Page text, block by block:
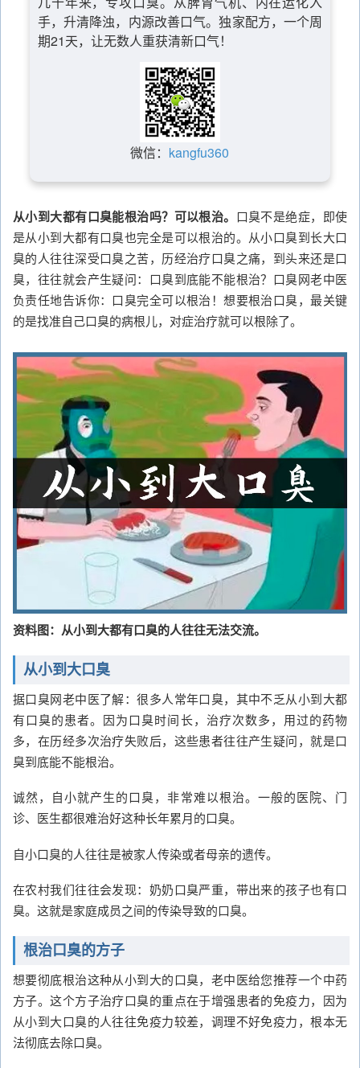
手，升清降浊，内源改善口气。独家配方，一个周
期21天，让无数人重获清新口气！
微信： kangfu360
从小到大都有口臭能根治吗？可以根治。 口臭不是绝症，即使
是从小到大都有口臭也完全是可以根治的。从小口臭到长大口
臭的人往往深受口臭之苦，历经治疗口臭之痛，到头来还是口
臭，往往就会产生疑问：口臭到底能不能根治？口臭网老中医
负责任地告诉你：口臭完全可以根治！想要根治口臭，最关键
的是找准自己口臭的病根儿，对症治疗就可以根除了。
资料图：从小到大都有口臭的人往往无法交流。
从小到大口臭
据口臭网老中医了解：很多人常年口臭，其中不乏从小到大都
有口臭的患者。因为口臭时间长，治疗次数多，用过的药物
多，在历经多次治疗失败后，这些患者往往产生疑问，就是口
臭到底能不能根治。
诚然，自小就产生的口臭，非常难以根治。一般的医院、门
诊、医生都很难治好这种长年累月的口臭。
自小口臭的人往往是被家人传染或者母亲的遗传。
在农村我们往往会发现：奶奶口臭严重，带出来的孩子也有口
臭。这就是家庭成员之间的传染导致的口臭。
根治口臭的方子
想要彻底根治这种从小到大的口臭，老中医给您推荐一个中药
方子。这个方子治疗口臭的重点在于增强患者的免疫力，因为
从小到大口臭的人往往免疫力较差，调理不好免疫力，根本无
法彻底去除口臭。